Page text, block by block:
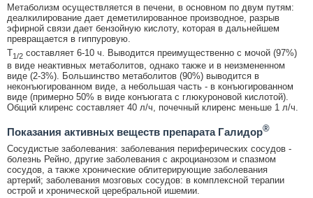
Метаболизм осуществляется в печени, в основном по двум путям:
деалкилирование дает деметилированное производное, разрыв
эфирной связи дает бензойную кислоту, которая в дальнейшем
превращается в гиппуровую.
T1/2 составляет 6-10 ч. Выводится преимущественно с мочой (97%)
в виде неактивных метаболитов, однако также и в неизмененном
виде (2-3%). Большинство метаболитов (90%) выводится в
неконъюгированном виде, а небольшая часть - в конъюгированном
виде (примерно 50% в виде конъюгата с глюкуроновой кислотой).
Общий клиренс составляет 40 л/ч, почечный клиренс меньше 1 л/ч.
Показания активных веществ препарата Галидор®
Сосудистые заболевания: заболевания периферических сосудов -
болезнь Рейно, другие заболевания с акроцианозом и спазмом
сосудов, а также хронические облитерирующие заболевания
артерий; заболевания мозговых сосудов: в комплексной терапии
острой и хронической церебральной ишемии.